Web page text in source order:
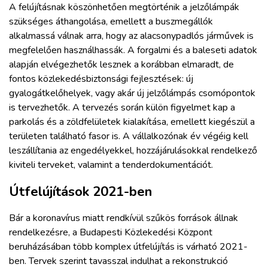
A felújításnak köszönhetően megtörténik a jelzőlámpák
szükséges áthangolása, emellett a buszmegállók
alkalmassá válnak arra, hogy az alacsonypadlós járművek is
megfelelően használhassák. A forgalmi és a baleseti adatok
alapján elvégezhetők lesznek a korábban elmaradt, de
fontos közlekedésbiztonsági fejlesztések: új
gyalogátkelőhelyek, vagy akár új jelzőlámpás csomópontok
is tervezhetők. A tervezés során külön figyelmet kap a
parkolás és a zöldfelületek kialakítása, emellett kiegészül a
területen található fasor is. A vállalkozónak év végéig kell
leszállítania az engedélyekkel, hozzájárulásokkal rendelkező
kiviteli terveket, valamint a tenderdokumentációt.
Útfelújítások 2021-ben
Bár a koronavírus miatt rendkívül szűkös források állnak
rendelkezésre, a Budapesti Közlekedési Központ
beruházásában több komplex útfelújítás is várható 2021-
ben. Tervek szerint tavasszal indulhat a rekonstrukció